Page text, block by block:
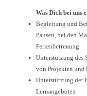
Was Dich bei uns
Begleitung und
Pausen, bei den
Ferienbetreuung
Unterstützung des
von Projekten und
Unterstützung der
Lernangeboten